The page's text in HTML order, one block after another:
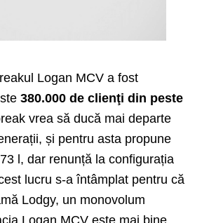
Logan MCV a fost
380.000 de clienţi din peste
vrea să ducă mai departe
și pentru asta propune
l, dar renunță la configurația
lucru s-a întâmplat pentru că
Lodgy, un monovolum
Logan MCV este mai bine